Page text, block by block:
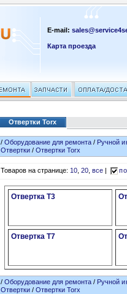
E-mail:
Карта проезда
Отвертки Torx
/Оборудование для ремонта / Ручной
Отвертки /Отвертки Torx
Товаров на странице:10,20,все
Отвертка T3
Отвертка T7
/Оборудование для ремонта / Ручной
Отвертки /Отвертки Torx